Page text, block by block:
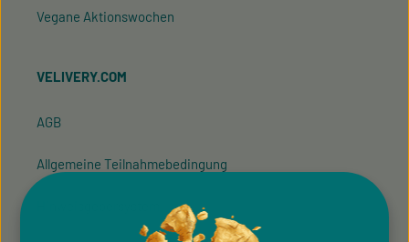
Vegane Aktionswochen
VELIVERY.COM
AGB
Allgemeine Teilnahmebedingung